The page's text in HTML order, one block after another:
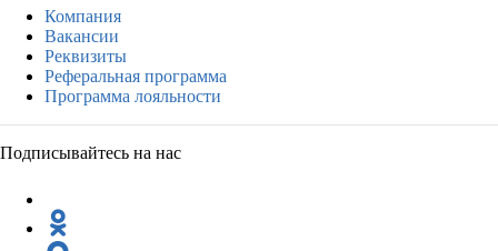
Компания
Вакансии
Реквизиты
Реферальная программа
Программа лояльности
Подписывайтесь на нас